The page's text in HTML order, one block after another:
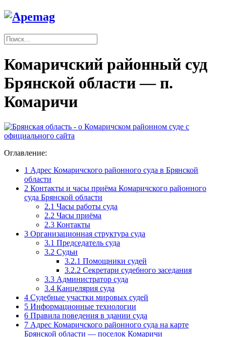
Комаричский районный суд
Брянской области — п.
Комаричи
Оглавление:
1 Адрес Комаричского районного суда в Брянской
области
2 Контакты и часы приёма Комаричского районного
суда Брянской области
2.1 Часы работы суда
2.2 Часы приёма
2.3 Контакты
3 Организационная структура суда
3.1 Председатель суда
3.2 Судьи
3.2.1 Помощники судей
3.2.2 Секретари судебного заседания
3.3 Администратор суда
3.4 Канцелярия суда
4 Судебные участки мировых судей
5 Информационные технологии
6 Правила поведения в здании суда
7 Адрес Комаричского районного суда на карте
Брянской области — поселок Комаричи